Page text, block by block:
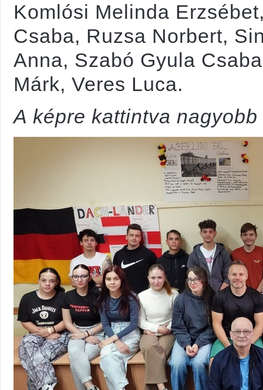
Komlósi Melinda
Csaba, Ruzsa Norbert,
Anna, Szabó Gyula
Márk, Veres Luca.
A képre kattintva